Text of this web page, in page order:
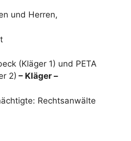
und Herren,
(Kläger 1) und PETA
2) – Kläger –
Rechtsanwälte